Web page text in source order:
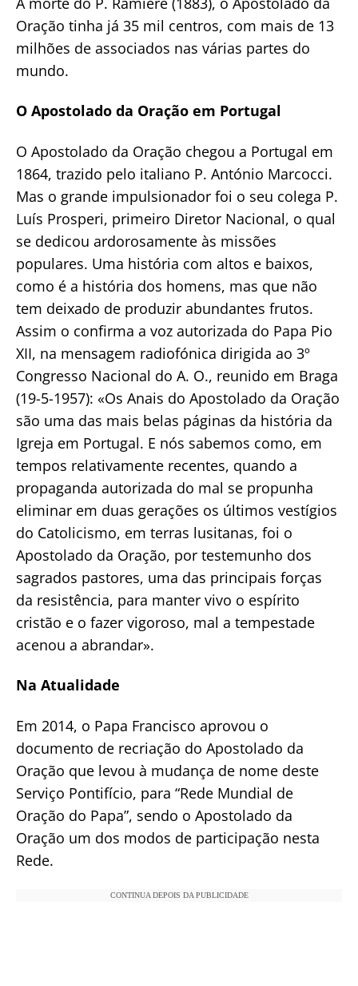
Oração tinha já 35 mil centros, com mais de 13
milhões de associados nas várias partes do
mundo.
O Apostolado da Oração em Portugal
O Apostolado da Oração chegou a Portugal em
1864, trazido pelo italiano P. António Marcocci.
Mas o grande impulsionador foi o seu colega P.
Luís Prosperi, primeiro Diretor Nacional, o qual
se dedicou ardorosamente às missões
populares. Uma história com altos e baixos,
como é a história dos homens, mas que não
tem deixado de produzir abundantes frutos.
Assim o confirma a voz autorizada do Papa Pio
XII, na mensagem radiofónica dirigida ao 3º
Congresso Nacional do A. O., reunido em Braga
(19-5-1957): «Os Anais do Apostolado da Oração
são uma das mais belas páginas da história da
Igreja em Portugal. E nós sabemos como, em
tempos relativamente recentes, quando a
propaganda autorizada do mal se propunha
eliminar em duas gerações os últimos vestígios
do Catolicismo, em terras lusitanas, foi o
Apostolado da Oração, por testemunho dos
sagrados pastores, uma das principais forças
da resistência, para manter vivo o espírito
cristão e o fazer vigoroso, mal a tempestade
acenou a abrandar».
Na Atualidade
Em 2014, o Papa Francisco aprovou o
documento de recriação do Apostolado da
Oração que levou à mudança de nome deste
Serviço Pontifício, para “Rede Mundial de
Oração do Papa”, sendo o Apostolado da
Oração um dos modos de participação nesta
Rede.
CONTINUA DEPOIS DA PUBLICIDADE